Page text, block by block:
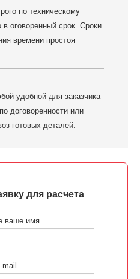
по техническому
в оговоренный срок. Сроки
времени простоя
удобной для заказчика
договоренности или
готовых деталей.
для расчета
ваше имя
mail